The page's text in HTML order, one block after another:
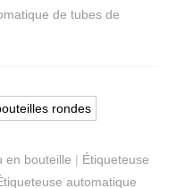
de tubes de
rondes
en bouteille | Étiqueteuse
automatique